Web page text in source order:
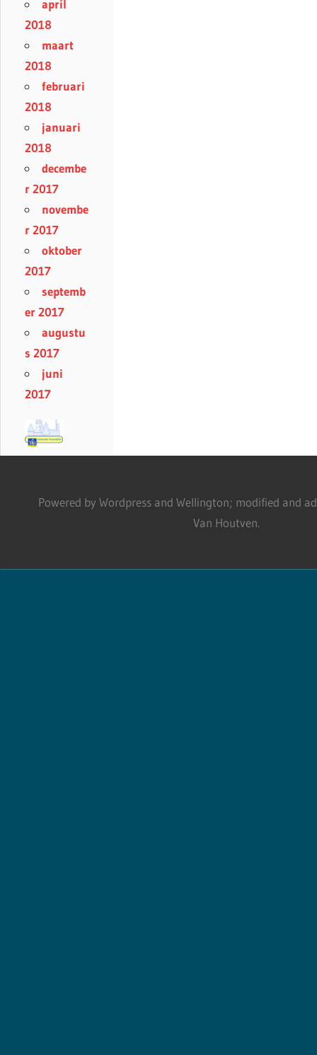
april
2018
maart
2018
februari
2018
januari
2018
decembe
r 2017
novembe
r 2017
oktober
2017
septemb
er 2017
augustu
s 2017
juni
2017
Powered by Wordpress and Wellington; modified and
Van Houtven.